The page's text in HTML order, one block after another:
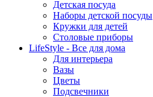
Детская посуда
Наборы детской посуды
Кружки для детей
Столовые приборы
LifeStyle - Все для дома
Для интерьера
Вазы
Цветы
Подсвечники